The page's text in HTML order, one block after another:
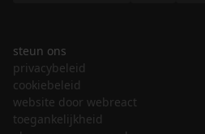
steun ons
privacybeleid
cookiebeleid
website door webreact
toegankelijkheid